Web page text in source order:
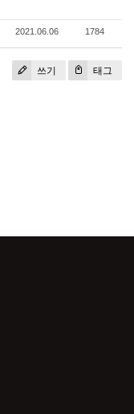
2021.06.06 1784
쓰기 태그